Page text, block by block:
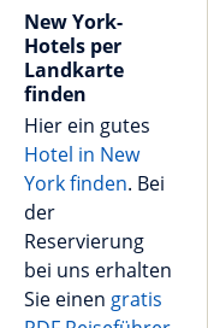
New York-
Hotels per
Landkarte
finden
Hier ein gutes
Hotel in New
York finden. Bei
der
Reservierung
bei uns erhalten
Sie einen gratis